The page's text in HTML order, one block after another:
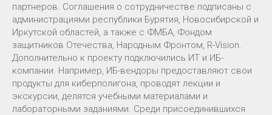
партнеров. Соглашения о сотрудничестве подписаны с
администрациями республики Бурятия, Новосибирской и
Иркутской областей, а также с ФМБА, Фондом
защитников Отечества, Народным Фронтом, R-Vision.
Дополнительно к проекту подключились ИТ и ИБ-
компании. Например, ИБ-вендоры предоставляют свои
продукты для киберполигона, проводят лекции и
экскурсии, делятся учебными материалами и
лабораторными заданиями. Среди присоединившихся